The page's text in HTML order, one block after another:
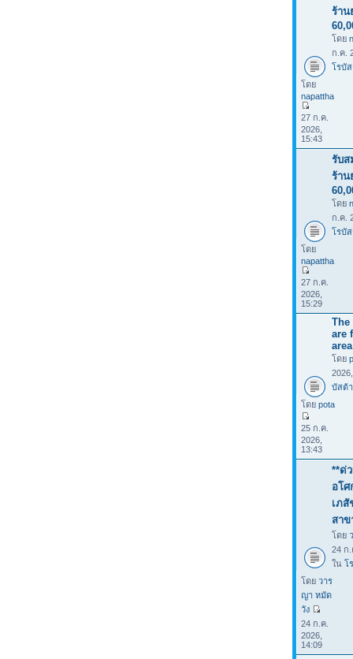
ร้าน
โดย
ก.ค.
โรบั
โดย
napattha
27 ก.ค.
2026,
15:43
รับส
ร้าน
โดย
ก.ค.
โรบั
โดย
napattha
27 ก.ค.
2026,
15:29
are
area
โดย
บัสต้า
โดย pota
25 ก.ค.
2026,
13:43
**ด่
อโ
เภสั
สาข
โดย
24 ก.
ใน โ
โดย วาร
ญา หมัด
วัง
24 ก.ค.
2026,
14:09